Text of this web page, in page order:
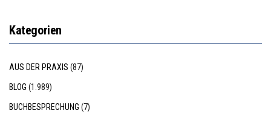
Kategorien
AUS DER PRAXIS (87)
BLOG (1.989)
BUCHBESPRECHUNG (7)